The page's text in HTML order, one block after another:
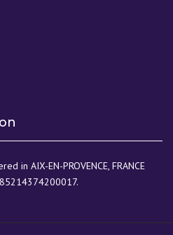
in AIX-EN-PROVENCE, FRANCE